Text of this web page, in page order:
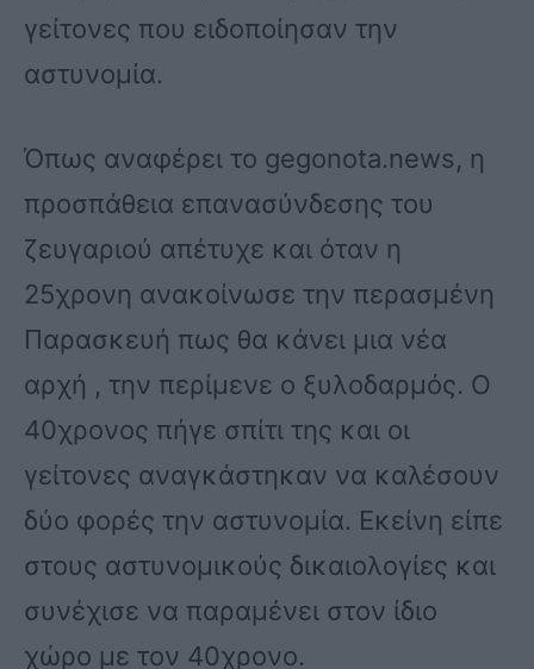
γείτονες που ειδοποίησαν την
αστυνομία.
Όπως αναφέρει το gegonota.news, η
προσπάθεια επανασύνδεσης του
ζευγαριού απέτυχε και όταν η
25χρονη ανακοίνωσε την περασμένη
Παρασκευή πως θα κάνει μια νέα
αρχή , την περίμενε ο ξυλοδαρμός. Ο
40χρονος πήγε σπίτι της και οι
γείτονες αναγκάστηκαν να καλέσουν
δύο φορές την αστυνομία. Εκείνη είπε
στους αστυνομικούς δικαιολογίες και
συνέχισε να παραμένει στον ίδιο
χώρο με τον 40χρονο.